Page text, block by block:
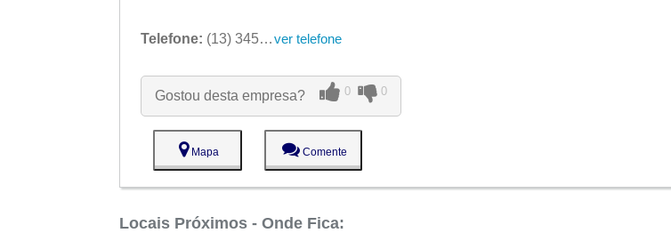
Telefone: (13) 3455-4115 ver telefone
Gostou desta empresa? 0 0
Mapa Comente
Locais Próximos - Onde Fica: